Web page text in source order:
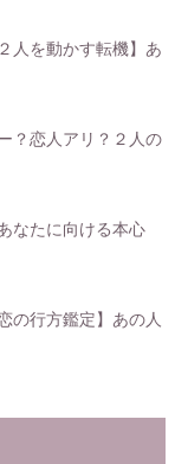
人を動かす転機】あ
？恋人アリ？２人の
なたに向ける本心
の行方鑑定】あの人